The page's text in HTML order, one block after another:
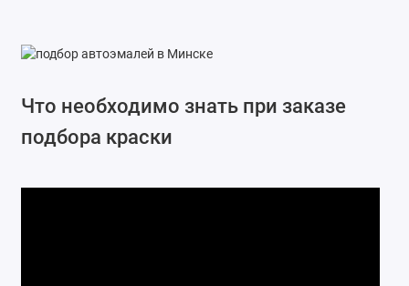
Что необходимо знать при заказе
подбора краски